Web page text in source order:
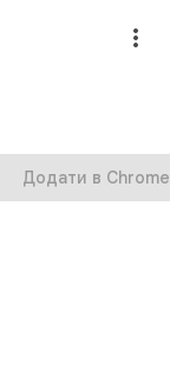
Додати в Chrome